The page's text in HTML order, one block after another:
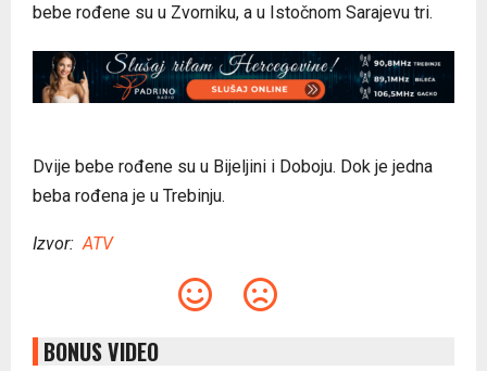
bebe rođene su u Zvorniku, a u Istočnom Sarajevu tri.
Dvije bebe rođene su u Bijeljini i Doboju. Dok je jedna
beba rođena je u Trebinju.
Izvor:ATV
BONUS VIDEO